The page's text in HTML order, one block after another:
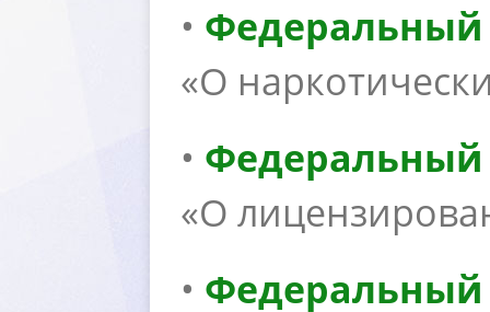
• Федеральный
«О
• Федеральный
«О
• Федеральный